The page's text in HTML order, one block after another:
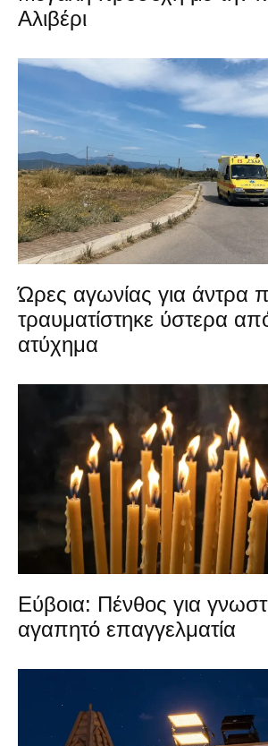
Αλιβέρι
Ώρες αγωνίας για άντρα
τραυματίστηκε ύστερα
ατύχημα
Εύβοια: Πένθος για
αγαπητό επαγγελματία